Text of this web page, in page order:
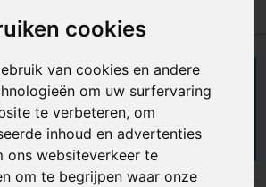
cookies
van cookies en andere
om uw surfervaring
te verbeteren, om
inhoud en advertenties
ons websiteverkeer te
om te begrijpen waar onze
boven